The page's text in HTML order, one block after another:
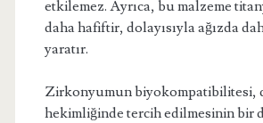
etkilemez. Ayrıca, bu malzeme
daha hafiftir, dolayısıyla ağızda
yaratır.
Zirkonyumun biyokompatibilitesi,
hekimliğinde tercih edilmesinin bir